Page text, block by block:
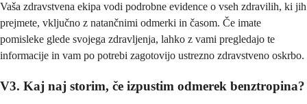
Vaša zdravstvena ekipa vodi podrobne evidence o vseh zdravilih, ki jih
prejmete, vključno z natančnimi odmerki in časom. Če imate
pomisleke glede svojega zdravljenja, lahko z vami pregledajo te
informacije in vam po potrebi zagotovijo ustrezno zdravstveno oskrbo.
V3. Kaj naj storim, če izpustim odmerek benztropina?